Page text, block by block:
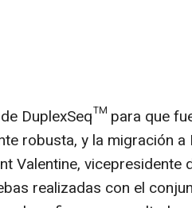
DuplexSeq™ para que
robusta, y la migración a
Valentine, vicepresidente
realizadas con el